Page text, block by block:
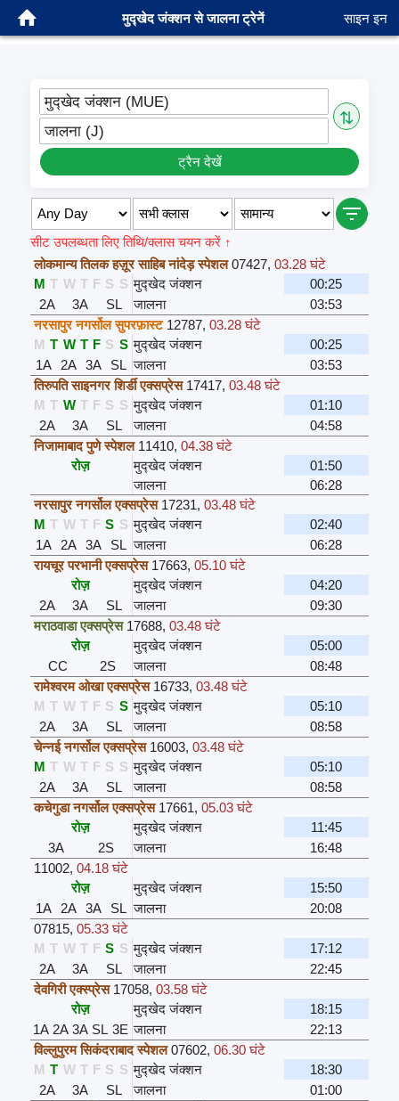
मुद्खेद जंक्शन से जालना ट्रेनें साइन इन
मुद्खेद जंक्शन (MUE)
⇅
जालना (J)
ट्रैन देखें
सीट उपलब्धता लिए तिथि/क्लास चयन करें ↑
लोकमान्य तिलक हज़ूर साहिब नांदेड़ स्पेशल 07427, 03.28 घंटे
M T W T F S S मुद्खेद जंक्शन
00:25
2A
3A SL जालना
03:53
नरसापुर नगर्सोल सुपरफ़ास्ट 12787, 03.28 घंटे
M T W T F S S मुद्खेद जंक्शन
00:25
1A
2A 3A SL जालना
03:53
तिरुपति साइनगर शिर्डी एक्सप्रेस 17417, 03.48 घंटे
M T W T F S S मुद्खेद जंक्शन
01:10
2A
3A SL जालना
04:58
निजामाबाद पुणे स्पेशल 11410, 04.38 घंटे
रोज़
मुद्खेद जंक्शन
01:50
जालना
06:28
नरसापुर नगर्सोल एक्सप्रेस 17231, 03.48 घंटे
M T W T F S S मुद्खेद जंक्शन
02:40
1A
2A 3A SL जालना
06:28
रायचूर परभानी एक्सप्रेस 17663, 05.10 घंटे
रोज़
मुद्खेद जंक्शन
04:20
2A
3A SL जालना
09:30
मराठवाडा एक्सप्रेस 17688, 03.48 घंटे
रोज़
मुद्खेद जंक्शन
05:00
CC
2S जालना
08:48
रामेश्वरम ओखा एक्सप्रेस 16733, 03.48 घंटे
M T W T F S S मुद्खेद जंक्शन
05:10
2A
3A SL जालना
08:58
चेन्नई नगर्सोल एक्सप्रेस 16003, 03.48 घंटे
M T W T F S S मुद्खेद जंक्शन
05:10
2A
3A SL जालना
08:58
कचेगुडा नगर्सोल एक्सप्रेस 17661, 05.03 घंटे
रोज़
मुद्खेद जंक्शन
11:45
3A
2S जालना
16:48
11002, 04.18 घंटे
रोज़
मुद्खेद जंक्शन
15:50
1A
2A 3A SL जालना
20:08
07815, 05.33 घंटे
M T W T F S S मुद्खेद जंक्शन
17:12
2A
3A SL जालना
22:45
देवगिरी एक्स्प्रेस 17058, 03.58 घंटे
रोज़
मुद्खेद जंक्शन
18:15
1A 2A 3A SL 3E जालना
22:13
विल्लुपुरम सिकंदराबाद स्पेशल 07602, 06.30 घंटे
M T W T F S S मुद्खेद जंक्शन
18:30
2A
3A SL जालना
01:00